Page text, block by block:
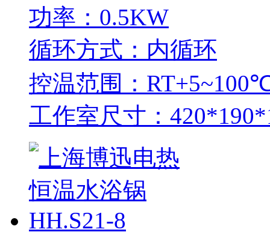
功率：0.5KW
循环方式：内循环
控温范围：
工作室尺寸：